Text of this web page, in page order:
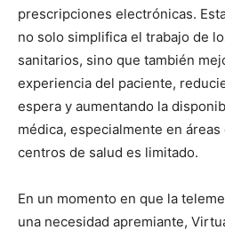
prescripciones electrónicas.
no solo simplifica el trabajo de
sanitarios, sino que también
experiencia del paciente,
espera y aumentando la
médica, especialmente en
centros de salud es limitado.
En un momento en que la
una necesidad apremiante,